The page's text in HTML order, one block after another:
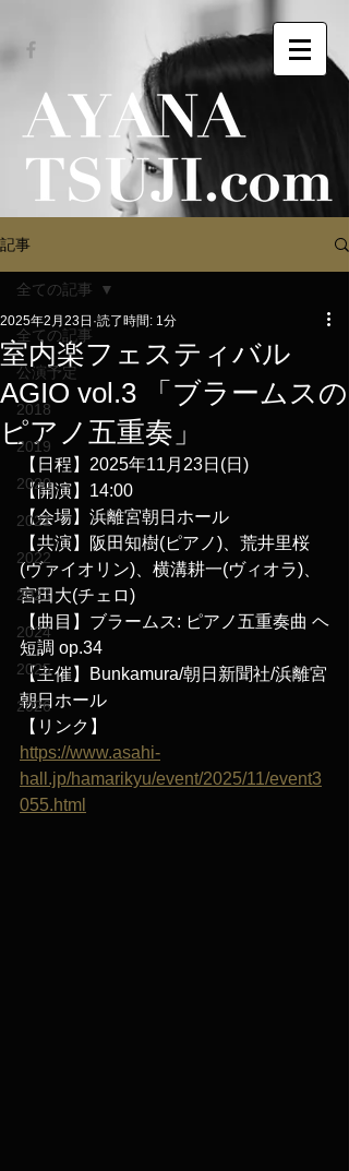
記事
全ての記事
公演予定
2018
2019
2020
2021
2022
2023
2024
2025
2026
全ての記事
室内楽フェスティバル
AGIO vol.3 「ブラームスの
ピアノ五重奏」
2025年2月23日 読了時間: 1分
【日程】2025年11月23日(日)
【開演】14:00
【会場】浜離宮朝日ホール
【共演】阪田知樹(ピアノ)、荒井里桜
(ヴァイオリン)、横溝耕一(ヴィオラ)、
宮田大(チェロ)
【曲目】ブラームス: ピアノ五重奏曲 ヘ
短調 op.34
【主催】Bunkamura/朝日新聞社/浜離宮
朝日ホール
【リンク】
https://www.asahi-
hall.jp/hamarikyu/event/2025/11/event3
055.html